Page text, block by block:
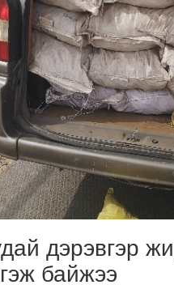
дэрэвгэр
байжээ